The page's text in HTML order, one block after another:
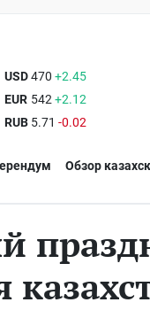
USD470 +2.45
EUR 542 +2.12
RUB 5.71 -0.02
Обзор